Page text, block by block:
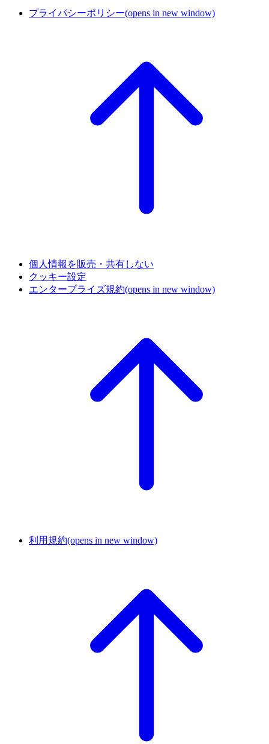
プライバシーポリシー(opens in new window)
個人情報を販売・共有しない
クッキー設定
エンタープライズ規約(opens in new window)
利用規約(opens in new window)